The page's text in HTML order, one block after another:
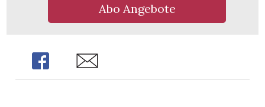
Abo Angebote
Share Share